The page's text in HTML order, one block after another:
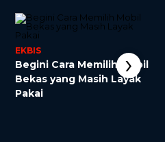
EKBIS
Begini Cara Memilih Mobil
Bekas yang Masih Layak
Pakai
›